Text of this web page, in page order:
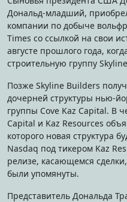
Дональд-младший,
компании по добыче
Times со ссылкой на свои
августе прошлого года,
строительную группу
Позже Skyline Builders
дочерней структуры нью-
группы Cove Kaz Capital. В
Capital и Kaz Resources
которого новая структура
Nasdaq под тикером Kaz
релизе, касающемся
были упомянуты.
Представитель Дональда